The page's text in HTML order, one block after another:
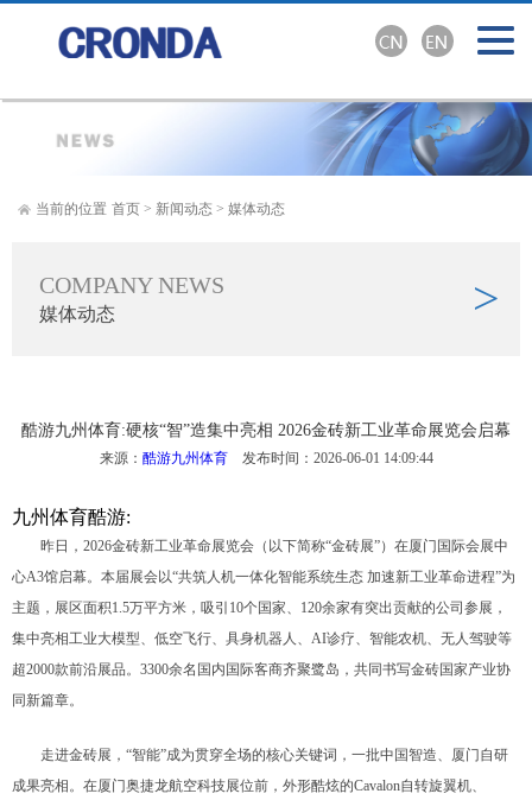
当前的位置 首页 > 新闻动态 > 媒体动态
COMPANY NEWS
媒体动态 >
酷游九州体育:硬核“智”造集中亮相 2026金砖新工业革命展览会启幕
来源： 酷游九州体育发布时间：2026-06-01 14:09:44
九州体育酷游:
昨日，2026金砖新工业革命展览会（以下简称“金砖展”）在厦门国际会展中
心A3馆启幕。本届展会以“共筑人机一体化智能系统生态 加速新工业革命进程”为
主题，展区面积1.5万平方米，吸引10个国家、120余家有突出贡献的公司参展，
集中亮相工业大模型、低空飞行、具身机器人、AI诊疗、智能农机、无人驾驶等
超2000款前沿展品。3300余名国内国际客商齐聚鹭岛，共同书写金砖国家产业协
同新篇章。
走进金砖展，“智能”成为贯穿全场的核心关键词，一批中国智造、厦门自研
成果亮相。在厦门奥捷龙航空科技展位前，外形酷炫的Cavalon自转旋翼机、